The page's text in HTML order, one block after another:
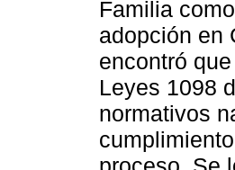
Familia
adopción en
encontró
Leyes 1098
normativos